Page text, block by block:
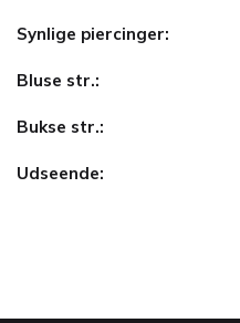
Synlige piercinger:
Bluse str.:
Bukse str.:
Udseende: